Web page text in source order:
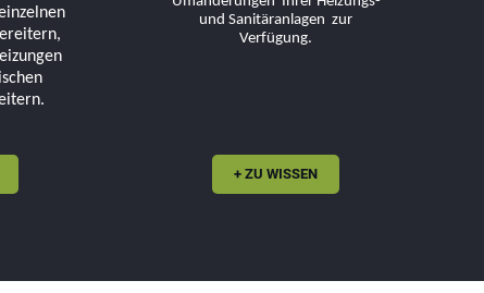
und Sanitäranlagen zur
Verfügung.
+ ZU WISSEN